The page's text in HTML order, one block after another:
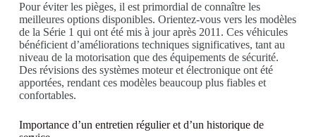
Pour éviter les pièges, il est primordial de connaître les
meilleures options disponibles. Orientez-vous vers les modèles
de la Série 1 qui ont été mis à jour après 2011. Ces véhicules
bénéficient d’améliorations techniques significatives, tant au
niveau de la motorisation que des équipements de sécurité.
Des révisions des systèmes moteur et électronique ont été
apportées, rendant ces modèles beaucoup plus fiables et
confortables.
Importance d’un entretien régulier et d’un historique de